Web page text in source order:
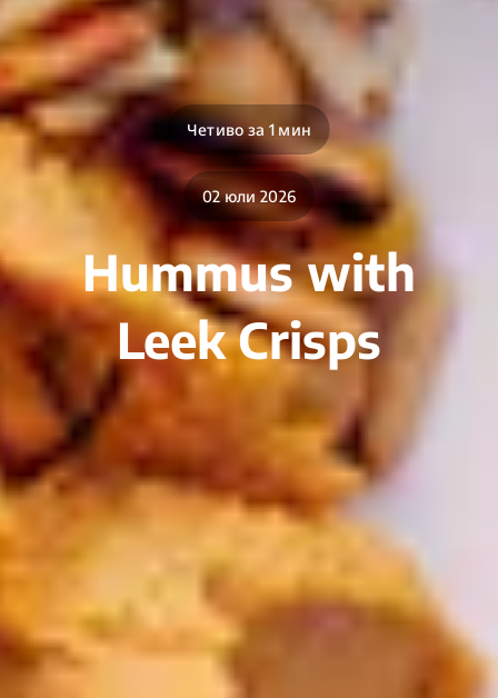
Четиво за 1 мин
02 юли 2026
Hummus with
Leek Crisps